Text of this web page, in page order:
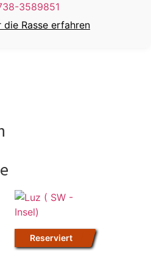
3589851
die Rasse erfahren
Reserviert